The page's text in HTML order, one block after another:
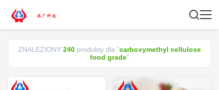
ZNALEZIONY 240 produkty dla "carboxymethyl cellulose
food grade"